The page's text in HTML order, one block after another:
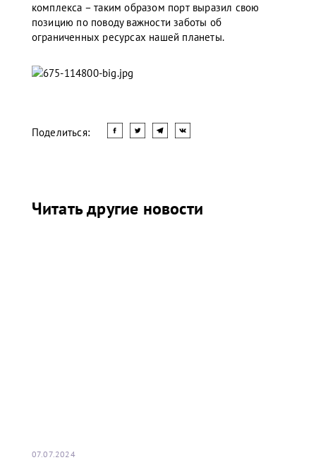
комплекса – таким образом порт выразил свою
позицию по поводу важности заботы об
ограниченных ресурсах нашей планеты.
Поделиться:
Читать другие новости
07.07.2024